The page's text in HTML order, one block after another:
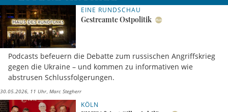
EINE RUNDSCHAU
Gestreamte Ostpolitik
Podcasts befeuern die Debatte zum russischen Angriffskrieg
gegen die Ukraine – und kommen zu informativen wie
abstrusen Schlussfolgerungen.
30.05.2026, 11 Uhr Marc Stegherr
KÖLN